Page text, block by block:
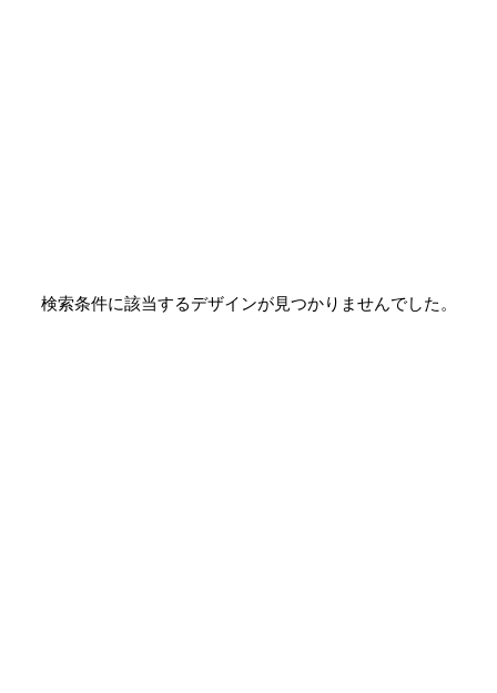
検索条件に該当するデザインが見つかりませんでした。